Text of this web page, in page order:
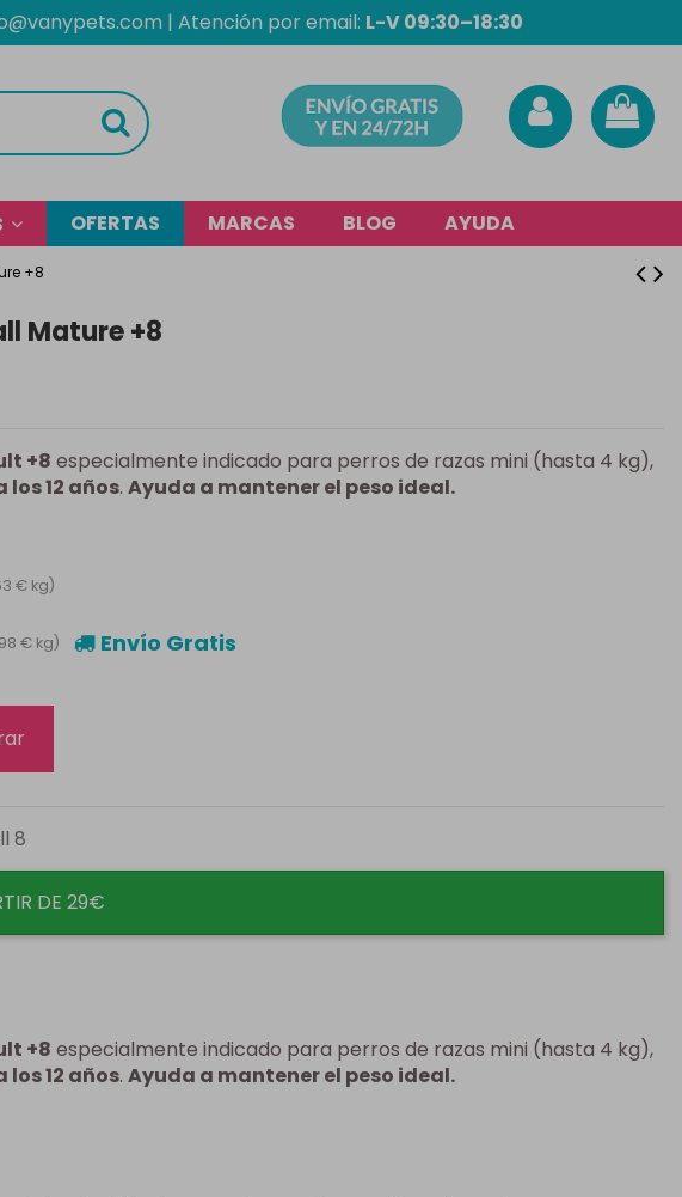
| Atención por email: L-V 09:30–18:30
OFERTAS MARCAS BLOG AYUDA
+8
Mature +8
+8 especialmente indicado para perros de razas mini (hasta 4 kg),
12 años. Ayuda a mantener el peso ideal.
€ kg)
€ kg) Envío Gratis
8
DE 29€
+8 especialmente indicado para perros de razas mini (hasta 4 kg),
12 años. Ayuda a mantener el peso ideal.